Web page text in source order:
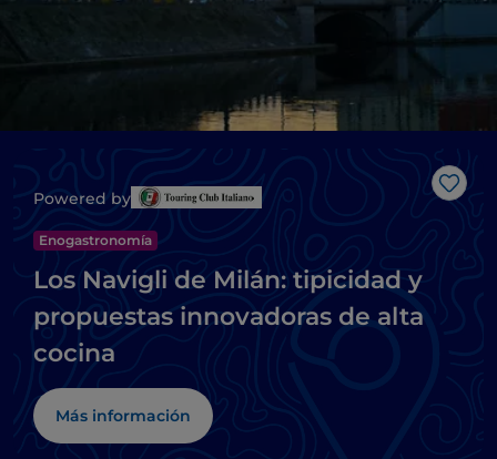
Me
Powered by
Enogastronomía
Los Navigli de Milán: tipicidad y
propuestas innovadoras de alta
cocina
Más información